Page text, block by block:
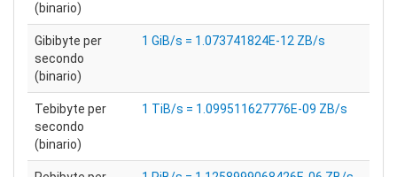
(binario)
Gibibyte per
secondo
(binario)
1 GiB/s = 1.073741824E-12 ZB/s
Tebibyte per
secondo
(binario)
1 TiB/s = 1.099511627776E-09 ZB/s